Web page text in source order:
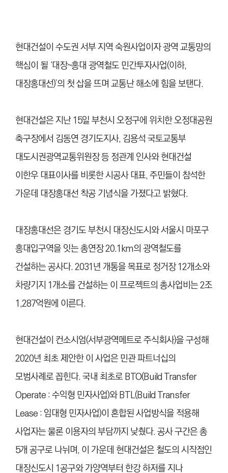
현대건설이 수도권 서부 지역 숙원사업이자 광역 교통망의
핵심이 될 ‘대장~홍대 광역철도 민간투자사업(이하,
대장홍대선)’의 첫 삽을 뜨며 교통난 해소에 힘을 보탠다.
현대건설은 지난 15일 부천시 오정구에 위치한 오정대공원
축구장에서 김동연 경기도지사, 김용석 국토교통부
대도시권광역교통위원장 등 정관계 인사와 현대건설
이한우 대표이사를 비롯한 시공사 대표, 주민들이 참석한
가운데 대장홍대선 착공 기념식을 가졌다고 밝혔다.
대장홍대선은 경기도 부천시 대장신도시와 서울시 마포구
홍대입구역을 잇는 총연장 20.1km의 광역철도를
건설하는 공사다. 2031년 개통을 목표로 정거장 12개소와
차량기지 1개소를 건설하는 이 프로젝트의 총사업비는 2조
1,287억원에 이른다.
현대건설이 컨소시엄(서부광역메트로 주식회사)을 구성해
2020년 최초 제안한 이 사업은 민관 파트너십의
모범사례로 꼽힌다. 국내 최초로 BTO(Build Transfer
Operate : 수익형 민자사업)와 BTL(Build Transfer
Lease : 임대형 민자사업)이 혼합된 사업방식을 적용해
사업자는 물론 이용자의 부담까지 낮췄다. 공사 구간은 총
5개 공구로 나뉘며, 이 가운데 현대건설은 철도의 시작점인
대장신도시 1공구와 가양역부터 한강 하저를 지나